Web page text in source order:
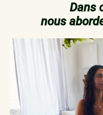
Dans
nous